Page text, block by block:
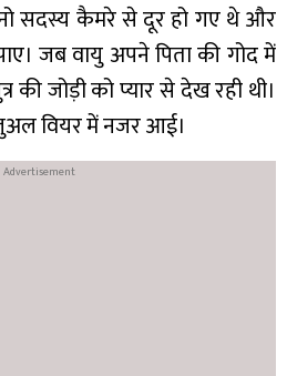
सदस्य कैमरे से दूर हो गए थे और
जब वायु अपने पिता की गोद में
की जोड़ी को प्यार से देख रही थी।
वियर में नजर आई।